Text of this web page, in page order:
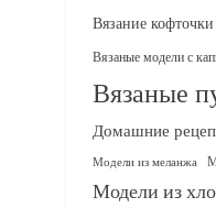
Вязание кофточки
Вязаные модели с
Вязаные
Домашние
Модели из меланжа
Модели из